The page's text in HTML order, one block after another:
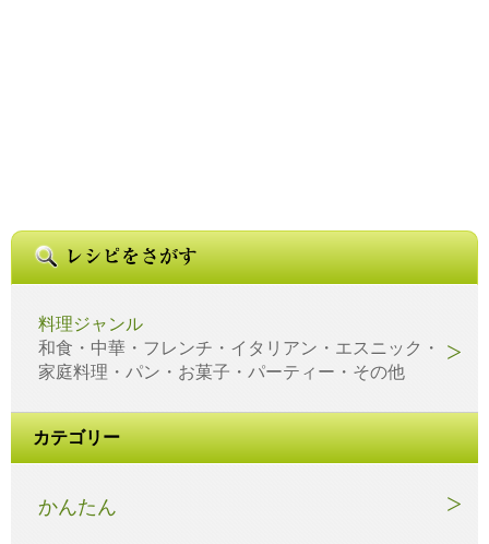
料理ジャンル
和食・中華・フレンチ・イタリアン・エスニック・
家庭料理・パン・お菓子・パーティー・その他
カテゴリー
かんたん